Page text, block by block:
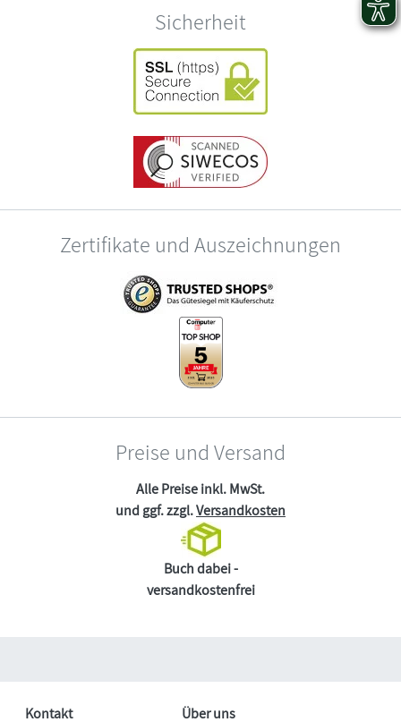
Sicherheit
Zertifikate und Auszeichnungen
Preise und Versand
Alle Preise inkl. MwSt.
und ggf. zzgl.Versandkosten
Buch dabei -
versandkostenfrei
Kontakt Über uns